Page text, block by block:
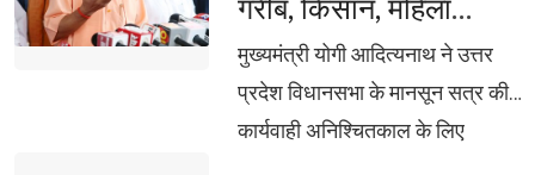
अखिलेश यादव पर केशव मौर्य का बड़ा
हमला
गरीब, किसान, महिला
विरोधी चरित्रः मुख्यमंत्री
योगी
मुख्यमंत्री योगी आदित्यनाथ ने उत्तर
प्रदेश विधानसभा के मानसून सत्र की
कार्यवाही अनिश्चितकाल के लिए